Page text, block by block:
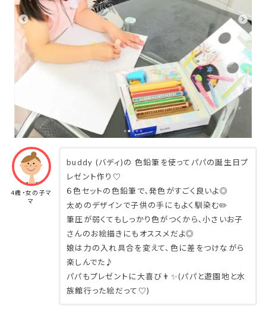
4歳・女の子マ
マ
buddy (バディ)の 色鉛筆を使ってパパの誕生日プ
レゼント作り♡
６色セットの色鉛筆で､発色がすごく良いよ◎
太めのデザインで子供の手にもよく馴染む✏️
筆圧が弱くてもしっかり色がつくから､小さいお子
さんのお絵描きにもオススメだよ◎
娘は力の入れ具合を変えて、色に差をつけながら
楽しんでた♪
パパもプレゼントに大喜び👨✨(パパと遊園地と水
族館行った絵だって♡)